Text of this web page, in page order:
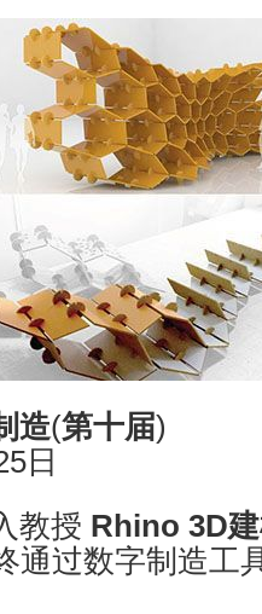
造(第十届)
日
教授 Rhino 3D
通过数字制造工